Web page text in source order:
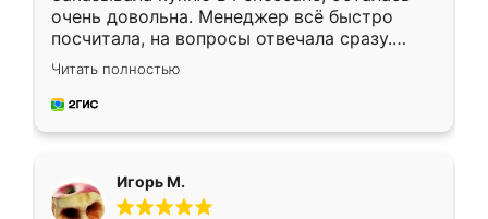
очень довольна. Менеджер всё быстро
посчитала, на вопросы отвечала сразу.
Замерщик приехал в субботу, подошёл к
делу со всей ответственностью. Собрали
за день, ребята работали аккуратно, даже
Читать полностью
Игорь М.